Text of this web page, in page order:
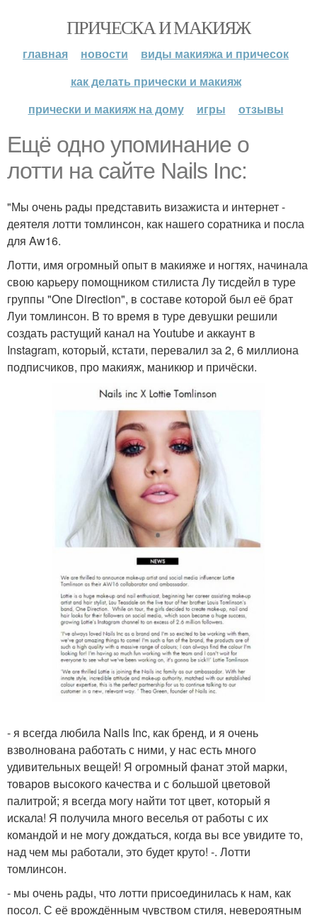
ПРИЧЕСКА И МАКИЯЖ
главная новости
виды макияжа и причесок
как делать прически и макияж
прически и макияж на дому
игры отзывы
Ещё одно упоминание о
лотти на сайте Nails Inc:
"Мы очень рады представить визажиста и интернет -
деятеля лотти томлинсон, как нашего соратника и посла
для Aw16.
Лотти, имя огромный опыт в макияже и ногтях, начинала
свою карьеру помощником стилиста Лу тисдейл в туре
группы "One Direction", в составе которой был её брат
Луи томлинсон. В то время в туре девушки решили
создать растущий канал на Youtube и аккаунт в
Instagram, который, кстати, перевалил за 2, 6 миллиона
подписчиков, про макияж, маникюр и причёски.
- я всегда любила Nails Inc, как бренд, и я очень
взволнована работать с ними, у нас есть много
удивительных вещей! Я огромный фанат этой марки,
товаров высокого качества и с большой цветовой
палитрой; я всегда могу найти тот цвет, который я
искала! Я получила много веселья от работы с их
командой и не могу дождаться, когда вы все увидите то,
над чем мы работали, это будет круто! -. Лотти
томлинсон.
- мы очень рады, что лотти присоединилась к нам, как
посол. С её врождённым чувством стиля, невероятным